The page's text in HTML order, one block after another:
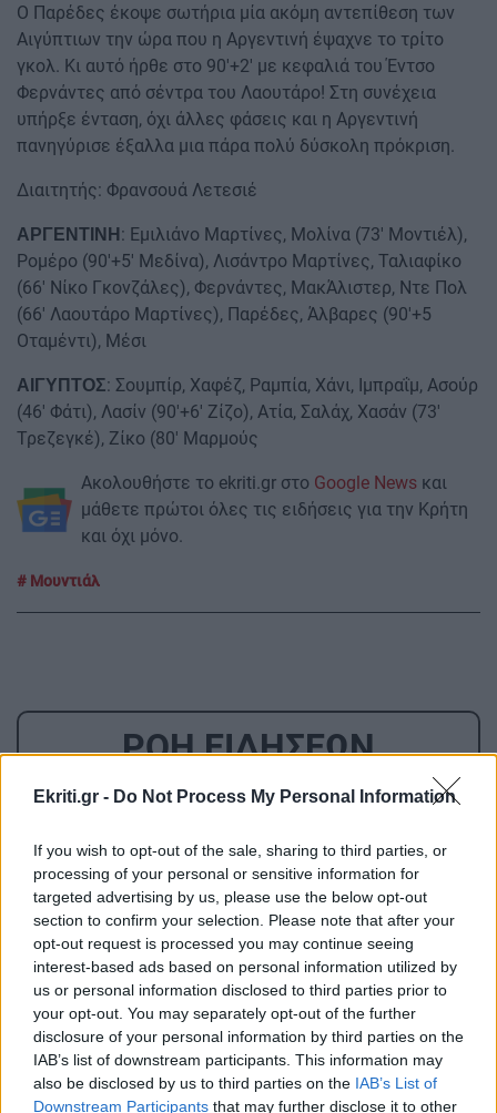
Ekriti.gr - Do Not Process My Personal Information
If you wish to opt-out of the sale, sharing to third parties, or
processing of your personal or sensitive information for
targeted advertising by us, please use the below opt-out
section to confirm your selection. Please note that after your
opt-out request is processed you may continue seeing
interest-based ads based on personal information utilized by
us or personal information disclosed to third parties prior to
your opt-out. You may separately opt-out of the further
disclosure of your personal information by third parties on the
IAB’s list of downstream participants. This information may
also be disclosed by us to third parties on the IAB’s List of
Downstream Participants that may further disclose it to other
Ο Παρέδες έκοψε σωτήρια μία ακόμη αντεπίθεση των
Αιγύπτιων την ώρα που η Αργεντινή έψαχνε το τρίτο
γκολ. Κι αυτό ήρθε στο 90'+2' με κεφαλιά του Έντσο
Φερνάντες από σέντρα του Λαουτάρο! Στη συνέχεια
υπήρξε ένταση, όχι άλλες φάσεις και η Αργεντινή
πανηγύρισε έξαλλα μια πάρα πολύ δύσκολη πρόκριση.
Διαιτητής: Φρανσουά Λετεσιέ
ΑΡΓΕΝΤΙΝΗ : Εμιλιάνο Μαρτίνες, Μολίνα (73' Μοντιέλ),
Ρομέρο (90'+5' Μεδίνα), Λισάντρο Μαρτίνες, Ταλιαφίκο
(66' Νίκο Γκονζάλες), Φερνάντες, ΜακΆλιστερ, Ντε Πολ
(66' Λαουτάρο Μαρτίνες), Παρέδες, Άλβαρες (90'+5
Οταμέντι), Μέσι
ΑΙΓΥΠΤΟΣ: Σουμπίρ, Χαφέζ, Ραμπία, Χάνι, Ιμπραΐμ, Ασούρ
(46' Φάτι), Λασίν (90'+6' Ζίζο), Ατία, Σαλάχ, Χασάν (73'
Τρεζεγκέ), Ζίκο (80' Μαρμούς
Ακολουθήστε το ekriti.gr στο Google News και
μάθετε πρώτοι όλες τις ειδήσεις για την Κρήτη
και όχι μόνο.
Μουντιάλ
ΡΟΗ ΕΙΔΗΣΕΩΝ
Κρήτη: Συνελήφθη 32χρονος για πέντε κλοπές
από επιχειρήσεις – Βρέθηκαν κλοπιμαία
13:39
ΚΟΣΜΟΣ
Κλιμάκωση στην Ερυθρά Θάλασσα: Πύραυλοι
των Χούθι χτύπησαν πετρελαϊκές
εγκαταστάσεις στην Τζιζάν
13:27
ΕΛΛΑΔΑ